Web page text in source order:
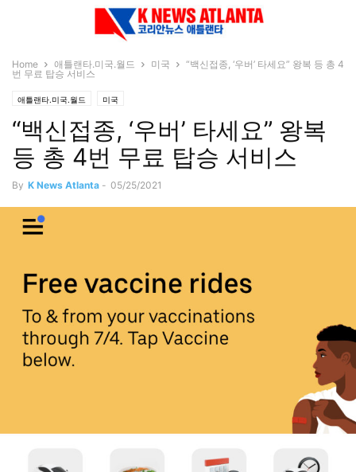
Home 애틀랜타.미국.월드 미국
“백신접종, ‘우버’ 타세요” 왕복 등 총 4
번 무료 탑승 서비스
애틀랜타.미국.월드 미국
“백신접종, ‘우버’ 타세요” 왕복
등 총 4번 무료 탑승 서비스
By K News Atlanta - 05/25/2021